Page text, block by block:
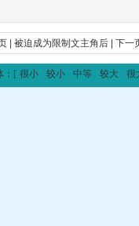
|被迫成为限制文主角后 |下一
[ 很小 较小 中等 较大 很